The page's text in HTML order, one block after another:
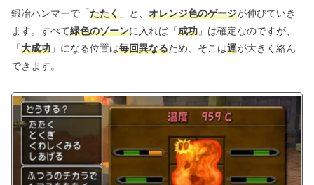
鍛冶ハンマーで「たたく 」と、 オレンジ色のゲージが伸びていき
ます。すべて緑色のゾーンに入れば「成功 」は確定なのですが、
「大成功 」になる位置は毎回異なるため、そこは運が大きく絡ん
できます。